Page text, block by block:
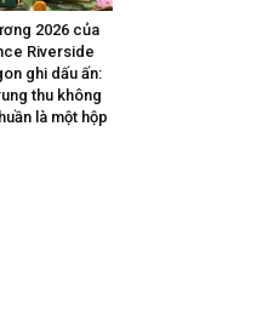
2026 của
Riverside
ghi dấu ấn:
thu không
là một hộp